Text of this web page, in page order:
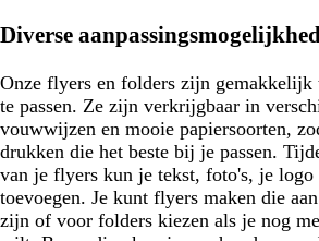
Diverse
Onze flyers en folders zijn gemakkelijk
te passen. Ze zijn verkrijgbaar in
vouwwijzen en mooie papiersoorten,
drukken die het beste bij je passen.
van je flyers kun je tekst, foto's, je logo
toevoegen. Je kunt flyers maken die
zijn of voor folders kiezen als je nog